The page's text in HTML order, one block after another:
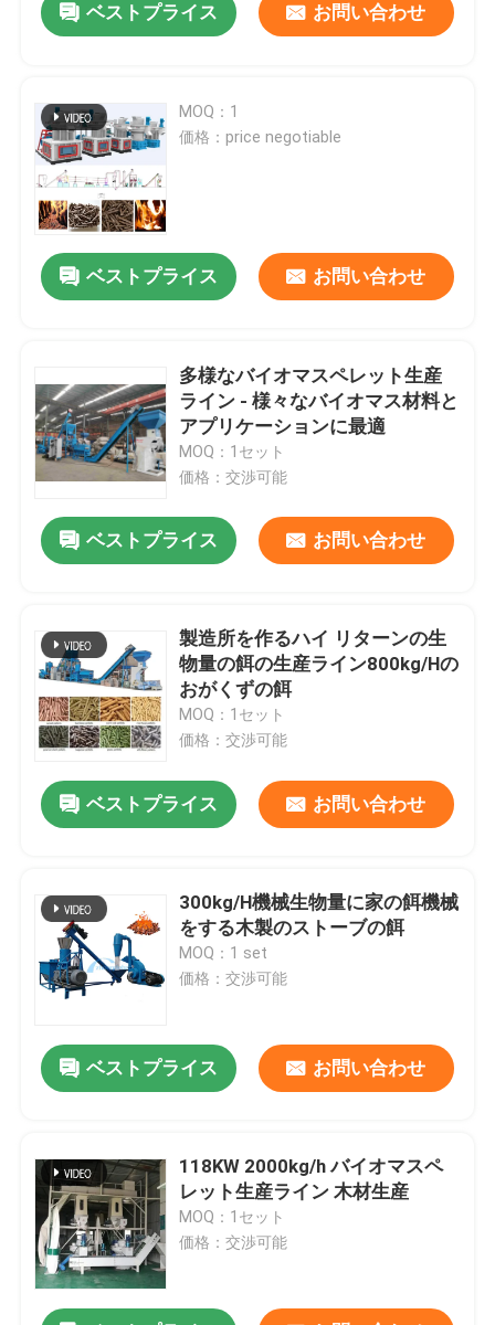
ベストプライス お問い合わせ
MOQ：1
価格：price negotiable
ベストプライス お問い合わせ
多様なバイオマスペレット生産
ライン - 様々なバイオマス材料と
アプリケーションに最適
MOQ：1セット
価格：交渉可能
ベストプライス お問い合わせ
製造所を作るハイ リターンの生
物量の餌の生産ライン800kg/Hの
おがくずの餌
MOQ：1セット
価格：交渉可能
ベストプライス お問い合わせ
300kg/H機械生物量に家の餌機械
をする木製のストーブの餌
MOQ：1 set
価格：交渉可能
ベストプライス お問い合わせ
118KW 2000kg/h バイオマスペ
レット生産ライン 木材生産
MOQ：1セット
価格：交渉可能